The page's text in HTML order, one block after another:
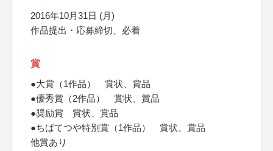
2016年10月31日 (月)
作品提出・応募締切、必着
賞
●大賞（1作品） 賞状、賞品
●優秀賞（2作品） 賞状、賞品
●奨励賞 賞状、賞品
●ちばてつや特別賞（1作品） 賞状、賞品
他賞あり